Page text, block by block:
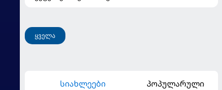
ყველა
სიახლეები პოპულარული